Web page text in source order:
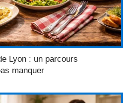
Lyon : un parcours
manquer